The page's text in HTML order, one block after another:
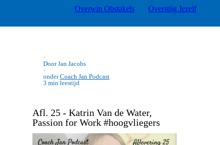
Overwin Obstakels Overstijg Jezelf
·
Door Jan Jacobs
·
onderCoach Jan Podcast
3 min leestijd
Afl. 25 - Katrin Van de Water,
Passion for Work #hoogvliegers